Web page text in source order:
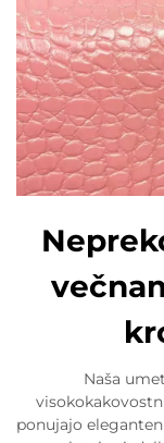
Naša
ponujajo